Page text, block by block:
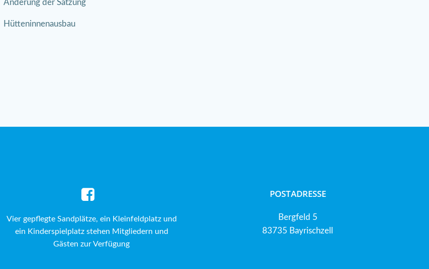
Änderung der Satzung
Hütteninnenausbau
Vier gepflegte Sandplätze, ein Kleinfeldplatz und
ein Kinderspielplatz stehen Mitgliedern und
Gästen zur Verfügung
POSTADRESSE
Bergfeld 5
83735 Bayrischzell